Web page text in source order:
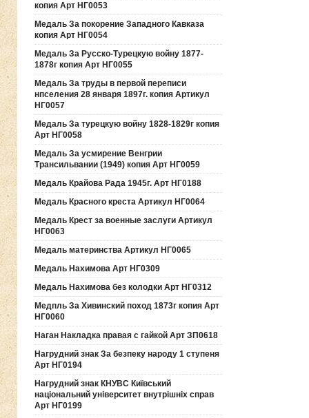
копия Арт НГ0053
Медаль За покорение Западного Кавказа
копия Арт НГ0054
Медаль За Русско-Турецкую войну 1877-
1878г копия Арт НГ0055
Медаль За труды в первой переписи
нпселения 28 января 1897г. копия Артикул
НГ0057
Медаль За турецкую войну 1828-1829г копия
Арт НГ0058
Медаль За усмирение Венгрии
Трансильвании (1949) копия Арт НГ0059
Медаль Крайова Рада 1945г. Арт НГ0188
Медаль Красного креста Артикул НГ0064
Медаль Крест за военные заслуги Артикул
НГ0063
Медаль материнства Артикул НГ0065
Медаль Нахимова Арт НГ0309
Медаль Нахимова без колодки Арт НГ0312
Медпль За Хивинский поход 1873г копия Арт
НГ0060
Наган Накладка правая с гайкой Арт ЗП0618
Нагрудний знак За безпеку народу 1 ступеня
Арт НГ0194
Нагрудний знак КНУВС Київський
національний університет внутрішніх справ
Арт НГ0199